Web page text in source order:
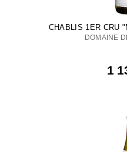
CHABLIS 1ER CRU
DOMAINE
1